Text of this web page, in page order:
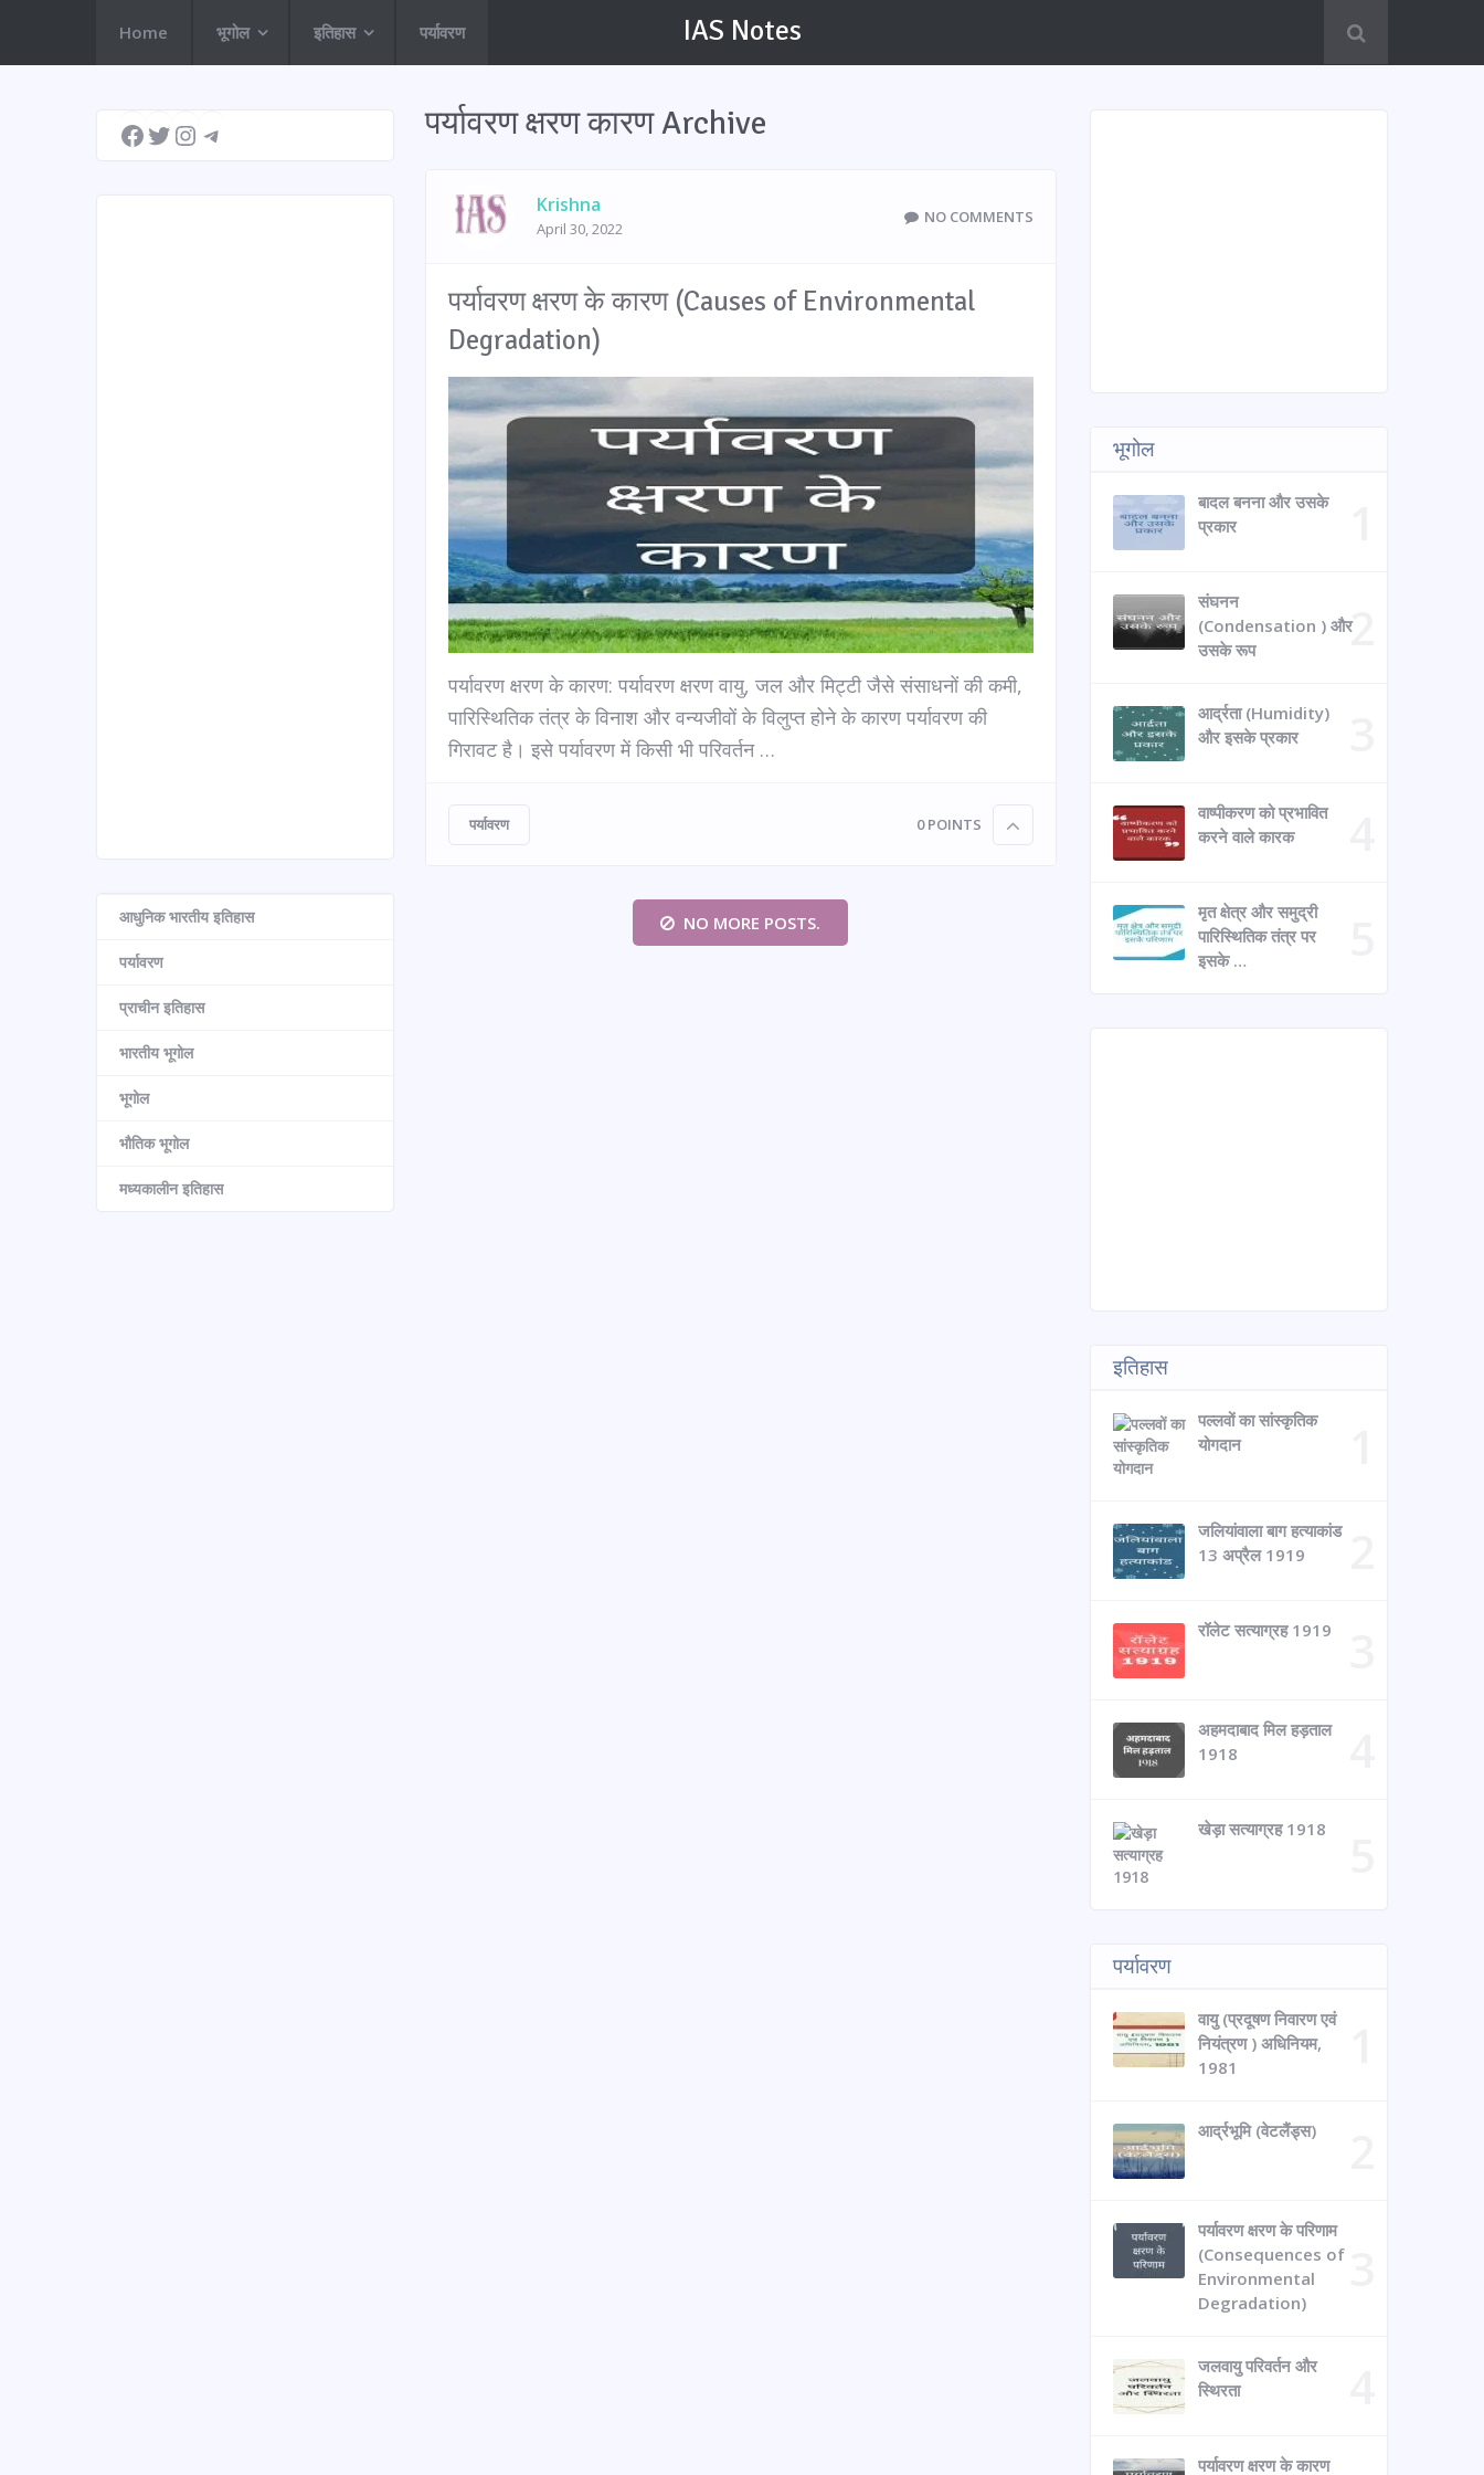
Home भूगोल इतिहास पर्यावरण IAS Notes
पर्यावरण क्षरण कारण Archive
Krishna
April 30, 2022
NO COMMENTS
पर्यावरण क्षरण के कारण (Causes of Environmental
Degradation)
पर्यावरण क्षरण के कारण: पर्यावरण क्षरण वायु, जल और मिट्टी जैसे संसाधनों की कमी,
पारिस्थितिक तंत्र के विनाश और वन्यजीवों के विलुप्त होने के कारण पर्यावरण की
गिरावट है। इसे पर्यावरण में किसी भी परिवर्तन …
पर्यावरण 0 POINTS
NO MORE POSTS.
Facebook
TwitterInstagram
आधुनिक भारतीय इतिहास
पर्यावरण
प्राचीन इतिहास
भारतीय भूगोल
भूगोल
भौतिक भूगोल
मध्यकालीन इतिहास
भूगोल
बादल बनना और उसके
प्रकार
संघनन
(Condensation ) और
उसके रूप
आर्द्रता (Humidity)
और इसके प्रकार
वाष्पीकरण को प्रभावित
करने वाले कारक
मृत क्षेत्र और समुद्री
पारिस्थितिक तंत्र पर
इसके …
इतिहास
पल्लवों का सांस्कृतिक
योगदान
जलियांवाला बाग हत्याकांड
13 अप्रैल 1919
रॉलेट सत्याग्रह 1919
अहमदाबाद मिल हड़ताल
1918
खेड़ा सत्याग्रह 1918
पर्यावरण
वायु (प्रदूषण निवारण एवं
नियंत्रण ) अधिनियम,
1981
आर्द्रभूमि (वेटलैंड्स)
पर्यावरण क्षरण के परिणाम
(Consequences of
Environmental
Degradation)
जलवायु परिवर्तन और
स्थिरता
पर्यावरण क्षरण के कारण